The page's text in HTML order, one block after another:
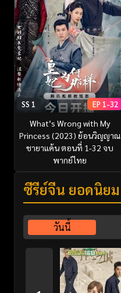
SS 1 EP 1-32
What’s Wrong with My
Princess (2023) ย้อนวิญญาณ
ชายาแค้น ตอนที่ 1-32 จบ
พากย์ไทย
ซีรี่ย์จีน ยอดนิยม
วันนี้